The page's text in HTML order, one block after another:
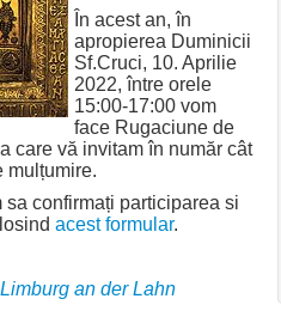
În acest an, în
apropierea Duminicii
Sf.Cruci, 10. Aprilie
2022, între orele
15:00-17:00 vom
face Rugaciune de
care vă invitam în număr cât
mulțumire.
confirmați participarea si
acest formular.
an der Lahn